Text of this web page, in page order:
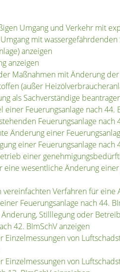
Umgang und Verkehr mit
mit wassergefährdenden
anzeigen
anzeigen
Maßnahmen mit Änderung
(außer
als Sachverständige
Feuerungsanlage nach 44.
Feuerungsanlage nach
Änderung einer
einer Feuerungsanlage nach
einer
eine wesentliche Änderung
Verfahren für eine
Feuerungsanlage nach 44.
Stilllegung oder
42. BImSchV anzeigen
von
Einzelmessungen von